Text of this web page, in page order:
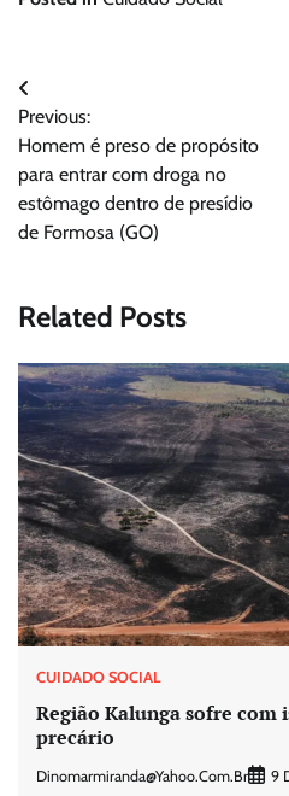
Navegação
de
Post
Previous:
Homem é preso de propósito
para entrar com droga no
estômago dentro de presídio
de Formosa (GO)
Related Posts
CUIDADO SOCIAL
Região Kalunga sofre
precário
Dinomarmiranda@yahoo.com.br 9